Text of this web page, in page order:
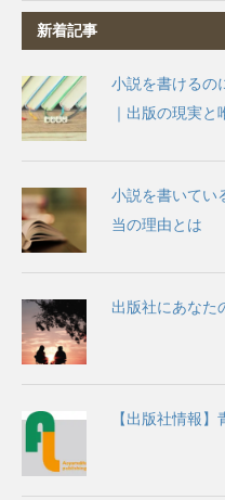
新着記事
小説を書けるの
｜出版の現実と
小説を書いてい
当の理由とは
出版社にあなた
【出版社情報